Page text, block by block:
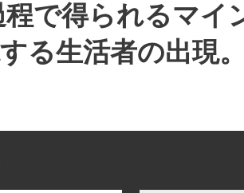
程で得られるマイ
る生活者の出現。